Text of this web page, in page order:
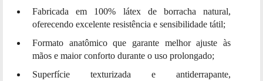
Fabricada em 100% látex de borracha natural,
oferecendo excelente resistência e sensibilidade tátil;
Formato anatômico que garante melhor ajuste às
mãos e maior conforto durante o uso prolongado;
Superfície texturizada e antiderrapante,